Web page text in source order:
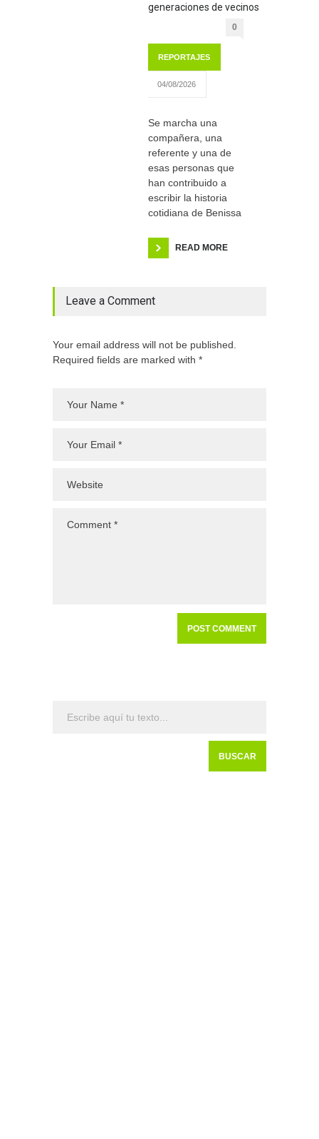
generaciones de vecinos
0
REPORTAJES
04/08/2026
Se marcha una
compañera, una
referente y una de
esas personas que
han contribuido a
escribir la historia
cotidiana de Benissa
READ MORE
Leave a Comment
Your email address will not be published.
Required fields are marked with *